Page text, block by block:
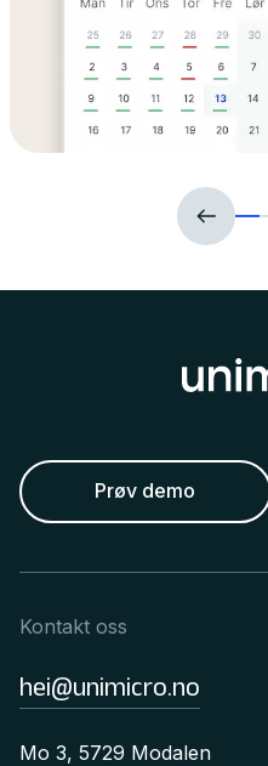
Prøv demo
Kontakt oss
hei@unimicro.no
Mo 3, 5729 Modalen